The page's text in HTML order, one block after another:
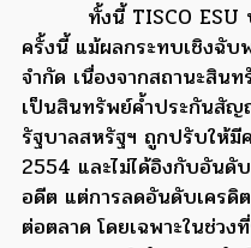
ทั้งนี้ TISCO ESU
ครั้งนี้ แม้ผลกระทบเชิงฉับ
จำกัด เนื่องจากสถานะสิน
เป็นสินทรัพย์ค้ำประกันสัญ
รัฐบาลสหรัฐฯ ถูกปรับให้
2554 และไม่ได้อิงกับอันดั
อดีต แต่การลดอันดับเคร
ต่อตลาด โดยเฉพาะในช่ว